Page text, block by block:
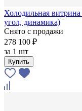
Холодильная
угол, динамика)
Снято с продажи
278 100 ₽
за 1 шт
Купить